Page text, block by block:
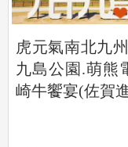
虎元氣南北九
九島公園.萌熊
崎牛饗宴(佐賀